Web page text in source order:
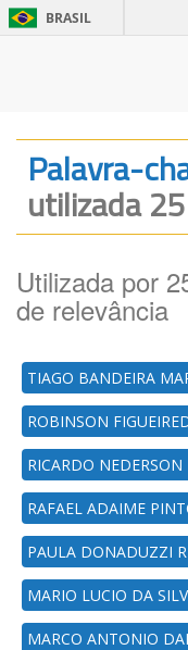
BRASIL
Palavra-
utilizada
Utilizada por
de relevância
TIAGO BANDEIRA
ROBINSON
RICARDO
RAFAEL ADAIME
PAULA DONADUZZI
MARIO LUCIO DA
MARCO ANTONIO